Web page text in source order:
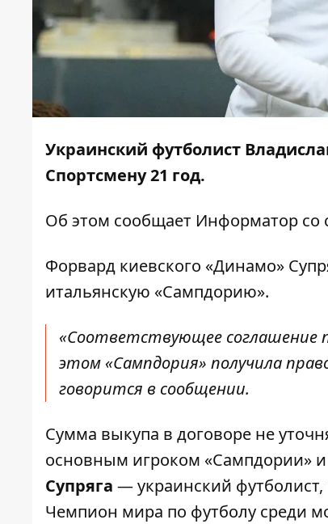
Украинский футболист
Спортсмену 21 год.
Об этом сообщает Информатор со
Форвард киевского «Динамо»
итальянскую «Сампдорию».
«Соответствующее соглашение
этом «Сампдория» получила
говорится в сообщении.
Сумма выкупа в договоре не
основным игроком «Сампдории»
Супряга — украинский
Чемпион мира по футболу среди